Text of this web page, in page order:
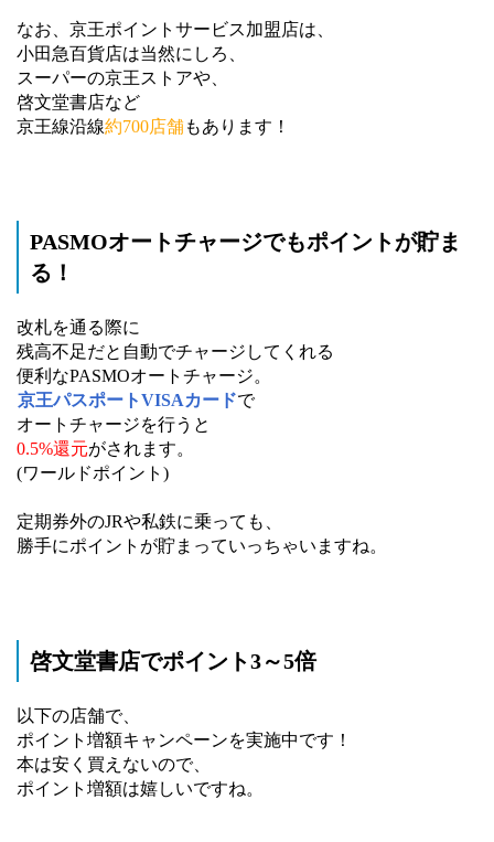
なお、京王ポイントサービス加盟店は、
小田急百貨店は当然にしろ、
スーパーの京王ストアや、
啓文堂書店など
京王線沿線約700店舗もあります！
PASMOオートチャージでもポイントが貯ま
る！
改札を通る際に
残高不足だと自動でチャージしてくれる
便利なPASMOオートチャージ。
京王パスポートVISAカードで
オートチャージを行うと
0.5%還元がされます。
(ワールドポイント)
定期券外のJRや私鉄に乗っても、
勝手にポイントが貯まっていっちゃいますね。
啓文堂書店でポイント3～5倍
以下の店舗で、
ポイント増額キャンペーンを実施中です！
本は安く買えないので、
ポイント増額は嬉しいですね。